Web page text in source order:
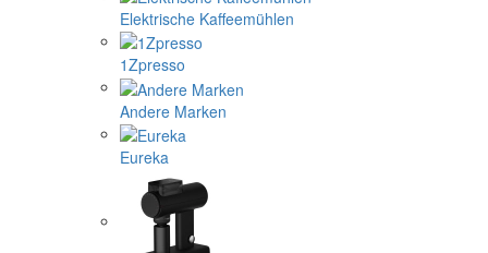
Elektrische Kaffeemühlen
1Zpresso
Andere Marken
Eureka